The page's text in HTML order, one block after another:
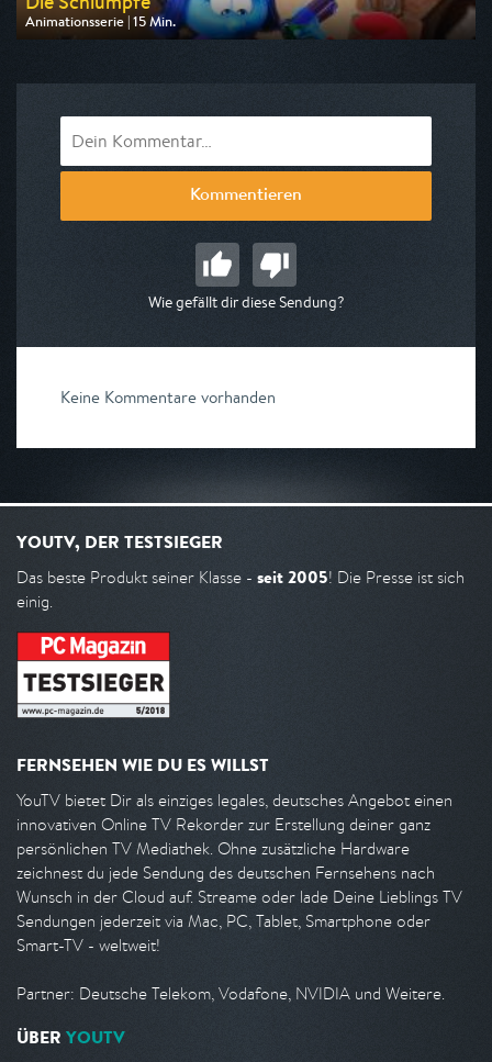
Animationsserie | 15 Min.
Ausgestrahlt von KiKA
Kommentieren
Wie gefällt dir diese Sendung?
Keine Kommentare vorhanden
YOUTV, DER TESTSIEGER
Das beste Produkt seiner Klasse - seit 2005! Die Presse ist sich
einig.
FERNSEHEN WIE DU ES WILLST
YouTV bietet Dir als einziges legales, deutsches Angebot einen
innovativen Online TV Rekorder zur Erstellung deiner ganz
persönlichen TV Mediathek. Ohne zusätzliche Hardware
zeichnest du jede Sendung des deutschen Fernsehens nach
Wunsch in der Cloud auf. Streame oder lade Deine Lieblings TV
Sendungen jederzeit via Mac, PC, Tablet, Smartphone oder
Smart-TV - weltweit!
Partner: Deutsche Telekom, Vodafone, NVIDIA und Weitere.
ÜBER YOUTV